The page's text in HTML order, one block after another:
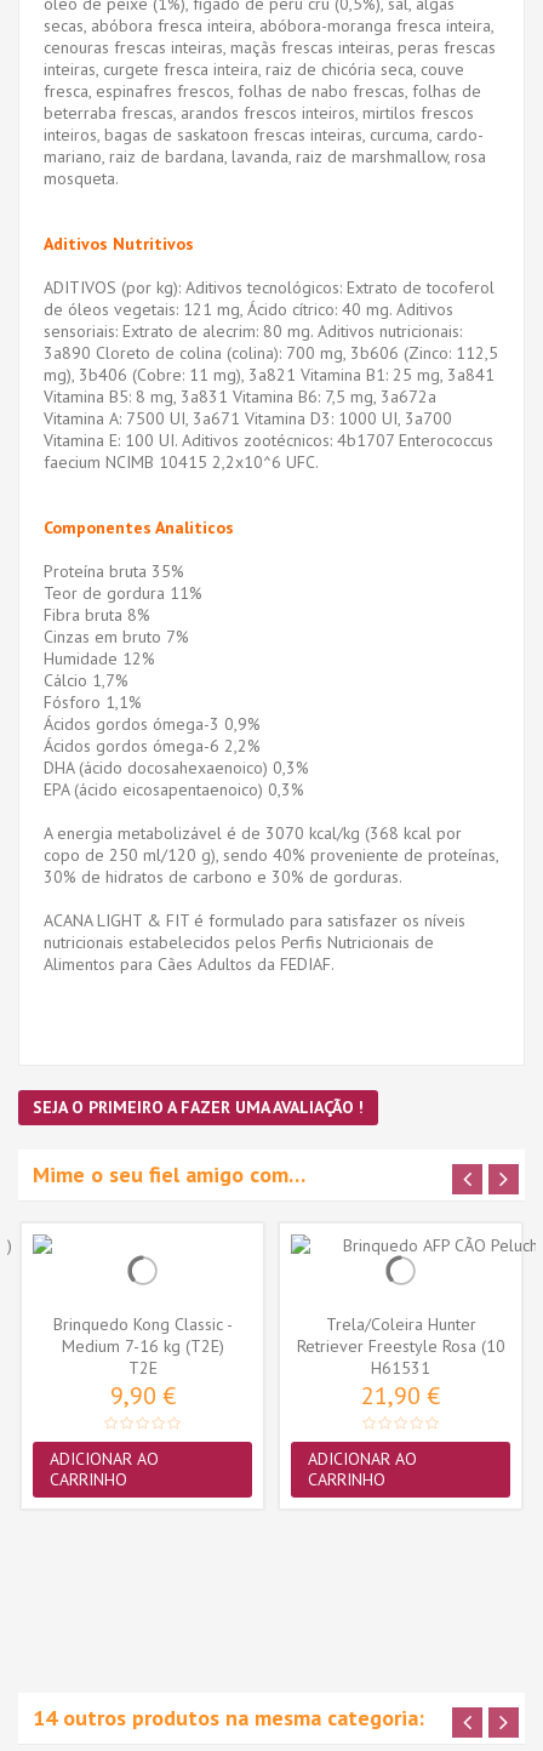
secas, abóbora fresca inteira, abóbora-moranga fresca inteira,
cenouras frescas inteiras, maçãs frescas inteiras, peras frescas
inteiras, curgete fresca inteira, raiz de chicória seca, couve
fresca, espinafres frescos, folhas de nabo frescas, folhas de
beterraba frescas, arandos frescos inteiros, mirtilos frescos
inteiros, bagas de saskatoon frescas inteiras, curcuma, cardo-
mariano, raiz de bardana, lavanda, raiz de marshmallow, rosa
mosqueta.
Aditivos Nutritivos
ADITIVOS (por kg): Aditivos tecnológicos: Extrato de tocoferol
de óleos vegetais: 121 mg, Ácido cítrico: 40 mg. Aditivos
sensoriais: Extrato de alecrim: 80 mg. Aditivos nutricionais:
3a890 Cloreto de colina (colina): 700 mg, 3b606 (Zinco: 112,5
mg), 3b406 (Cobre: ​​​​11 mg), 3a821 Vitamina B1: 25 mg, 3a841
Vitamina B5: 8 mg, 3a831 Vitamina B6: 7,5 mg, 3a672a
Vitamina A: 7500 UI, 3a671 Vitamina D3: 1000 UI, 3a700
Vitamina E: 100 UI. Aditivos zootécnicos: 4b1707 Enterococcus
faecium NCIMB 10415 2,2x10^6 UFC.
Componentes Analiticos
Proteína bruta 35%
Teor de gordura 11%
Fibra bruta 8%
Cinzas em bruto 7%
Humidade 12%
Cálcio 1,7%
Fósforo 1,1%
Ácidos gordos ómega-3 0,9%
Ácidos gordos ómega-6 2,2%
DHA (ácido docosahexaenoico) 0,3%
EPA (ácido eicosapentaenoico) 0,3%
A energia metabolizável é de 3070 kcal/kg (368 kcal por
copo de 250 ml/120 g), sendo 40% proveniente de proteínas,
30% de hidratos de carbono e 30% de gorduras.
ACANA LIGHT & FIT é formulado para satisfazer os níveis
nutricionais estabelecidos pelos Perfis Nutricionais de
Alimentos para Cães Adultos da FEDIAF.
SEJA O PRIMEIRO A FAZER UMA AVALIAÇÃO !
Mime o seu fiel amigo com…
Brinquedo Kong Classic -
Medium 7-16 kg (T2E)
T2E
9,90 €
ADICIONAR AO
CARRINHO
Trela/Coleira Hunter
Retriever Freestyle Rosa (10
mm x...
H61531
21,90 €
ADICIONAR AO
CARRINHO
14 outros produtos na mesma categoria: